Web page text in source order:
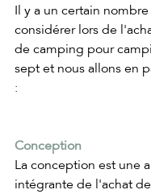
Il y a un certain
considérer lors de
de camping pour
sept et nous allons en
:
Conception
La conception est une
intégrante de l'achat